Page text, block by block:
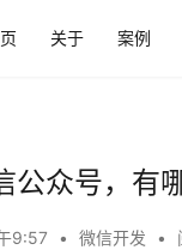
关于 案例
众号，有
9:57 • 微信开发 •